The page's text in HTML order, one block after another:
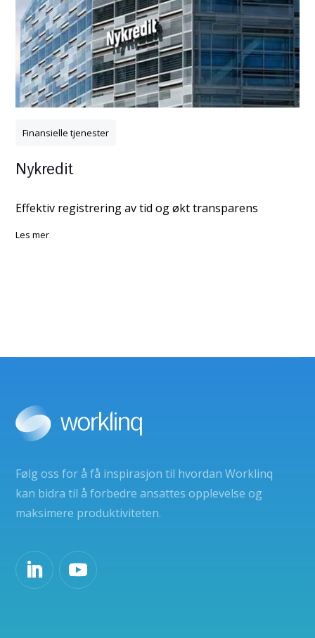
Finansielle tjenester
Nykredit
Effektiv registrering av tid og økt transparens
les mer
Følg oss for å få inspirasjon til hvordan Worklinq
kan bidra til å forbedre ansattes opplevelse og
maksimere produktiviteten.